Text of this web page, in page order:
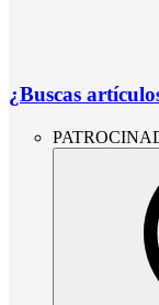
¿Buscas